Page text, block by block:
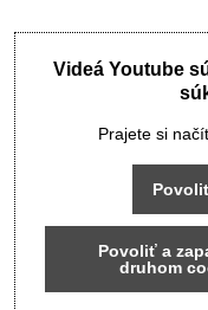
Videá Youtube
Prajete si
Povoliť a
druhom